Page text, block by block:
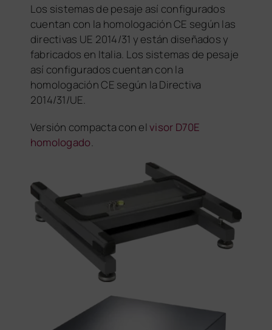
Los sistemas de pesaje así configurados
cuentan con la homologación CE según las
directivas UE 2014/31 y están diseñados y
fabricados en Italia. Los sistemas de pesaje
así configurados cuentan con la
homologación CE según la Directiva
2014/31/UE.
Versión compacta con elvisor D70E
homologado.